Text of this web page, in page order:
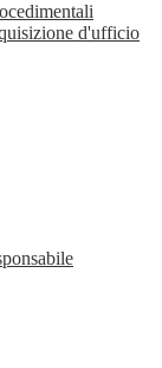
d'ufficio